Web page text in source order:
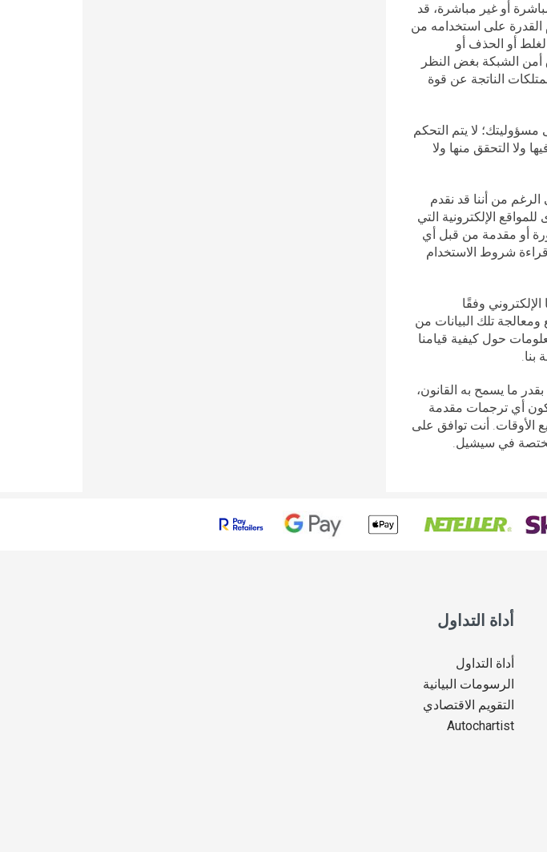
أو غير مباشرة، قد
القدرة على استخدامه من
أو الحذف أو
أمن الشبكة بغض النظر
الناتجة عن قوة
مسؤوليتك؛ لا يتم التحكم
ولا التحقق منها ولا
من أننا قد نقدم
الإلكترونية التي
أو مقدمة من قبل أي
قراءة شروط الاستخدام
وفقًا
ومعالجة تلك البيانات من
حول كيفية قيامنا
بنا.
ما يسمح به القانون،
أي ترجمات مقدمة
الأوقات. أنت توافق على
في سيشيل.
أداة التداول
أداة التداول
الرسومات البيانية
التقويم الاقتصادي
Autochartist